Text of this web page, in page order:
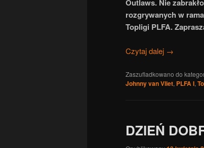
Outlaws. Nie
rozgrywanych w
Topligi PLFA.
Czytaj dalej →
Zaszufladkowano do
Johnny van Vliet, PLFA I,
DZIEŃ